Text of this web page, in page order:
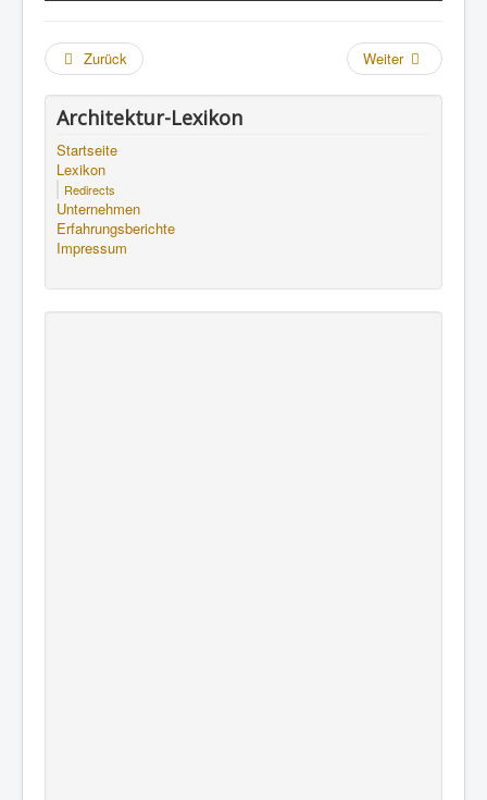
Zurück Weiter
Architektur-Lexikon
Startseite
Lexikon
Redirects
Unternehmen
Erfahrungsberichte
Impressum